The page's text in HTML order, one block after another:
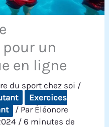
pour un
en ligne
du sport chez soi /
Exercices
/ Par Éléonore
/6 minutes de